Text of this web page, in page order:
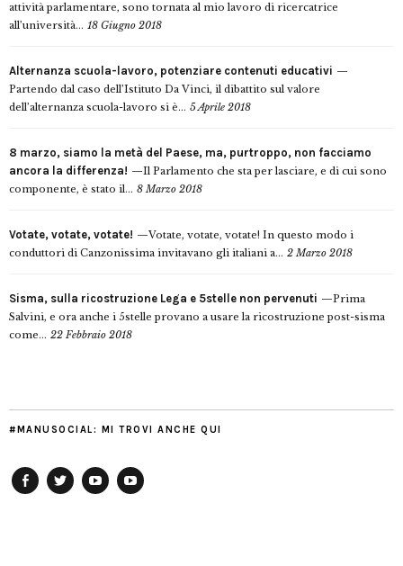
attività parlamentare, sono tornata al mio lavoro di ricercatrice
all’università... 18 Giugno 2018
Alternanza scuola-lavoro, potenziare contenuti educativi
Partendo dal caso dell’Istituto Da Vinci, il dibattito sul valore
dell’alternanza scuola-lavoro si è... 5 Aprile 2018
8 marzo, siamo la metà del Paese, ma, purtroppo, non facciamo
ancora la differenza!
Il Parlamento che sta per lasciare, e di cui sono
componente, è stato il... 8 Marzo 2018
Votate, votate, votate!
Votate, votate, votate! In questo modo i
conduttori di Canzonissima invitavano gli italiani a... 2 Marzo 2018
Sisma, sulla ricostruzione Lega e 5stelle non pervenuti
Prima
Salvini, e ora anche i 5stelle provano a usare la ricostruzione post-sisma
come... 22 Febbraio 2018
#MANUSOCIAL: MI TROVI ANCHE QUI